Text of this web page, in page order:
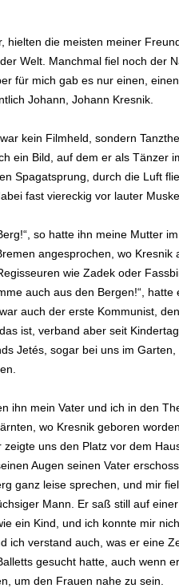
hielten die meisten meiner
Welt. Manchmal fiel noch der
für mich gab es nur einen,
Johann, Johann Kresnik.
kein Filmheld, sondern
ein Bild, auf dem er als Tänzer
Spagatsprung, durch die Luft
fast viereckig vor lauter
so hatte ihn meine Mutter
angesprochen, wo Kresnik
wie Zadek oder
auch aus den Bergen!“,
auch der erste Kommunist,
ist, verband aber seit
Jetés, sogar bei uns im
ihn mein Vater und ich in den
wo Kresnik geboren
zeigte uns den Platz vor dem
Augen seinen Vater
ganz leise sprechen, und mir
Mann. Er saß still auf
ein Kind, und ich konnte mir
ich verstand auch, was er eine
gesucht hatte, auch wenn
um den Frauen nahe zu sein.